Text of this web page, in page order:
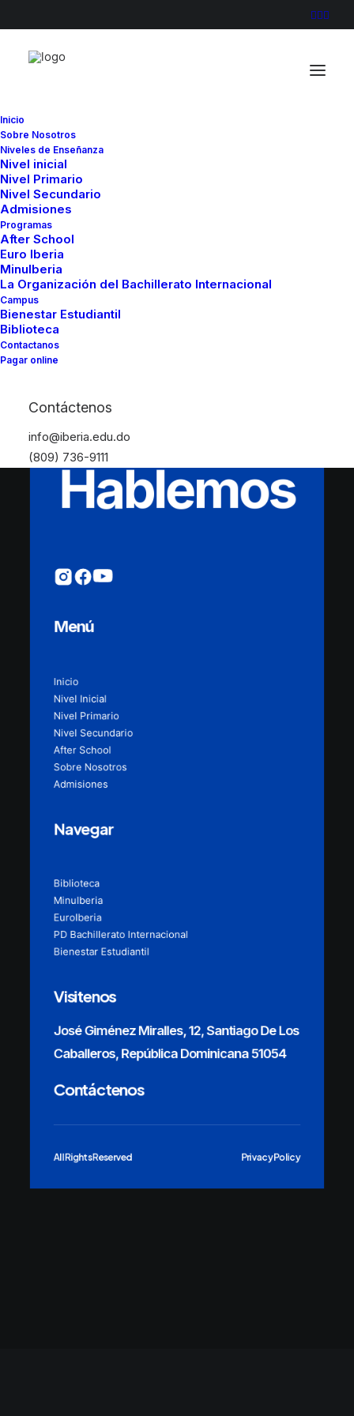
Inicio
Sobre Nosotros
Niveles de Enseñanza
Nivel inicial
Nivel Primario
Nivel Secundario
Admisiones
Programas
After School
Euro Iberia
MinuIberia
La Organización del Bachillerato Internacional
Campus
Bienestar Estudiantil
Biblioteca
Contactanos
Pagar online
Contáctenos
info@iberia.edu.do
(809) 736-9111
Hablemos
Menú
Inicio
Nivel Inicial
Nivel Primario
Nivel Secundario
After School
Sobre Nosotros
Admisiones
Navegar
Biblioteca
MinuIberia
EuroIberia
PD Bachillerato Internacional
Bienestar Estudiantil
Visitenos
José Giménez Miralles, 12, Santiago De Los
Caballeros, República Dominicana 51054
Contáctenos
All Rights Reserved Privacy Policy